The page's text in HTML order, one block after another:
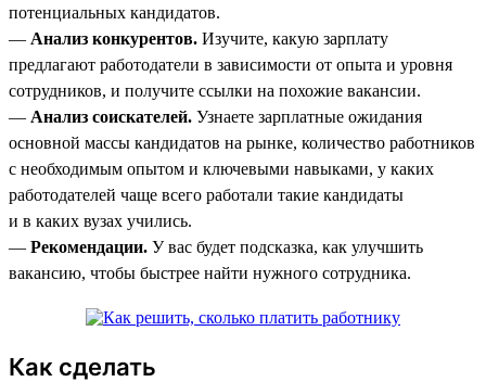
потенциальных кандидатов.
— Анализ конкурентов. Изучите, какую зарплату
предлагают работодатели в зависимости от опыта и уровня
сотрудников, и получите ссылки на похожие вакансии.
— Анализ соискателей. Узнаете зарплатные ожидания
основной массы кандидатов на рынке, количество работников
с необходимым опытом и ключевыми навыками, у каких
работодателей чаще всего работали такие кандидаты
и в каких вузах учились.
— Рекомендации. У вас будет подсказка, как улучшить
вакансию, чтобы быстрее найти нужного сотрудника.
Как сделать